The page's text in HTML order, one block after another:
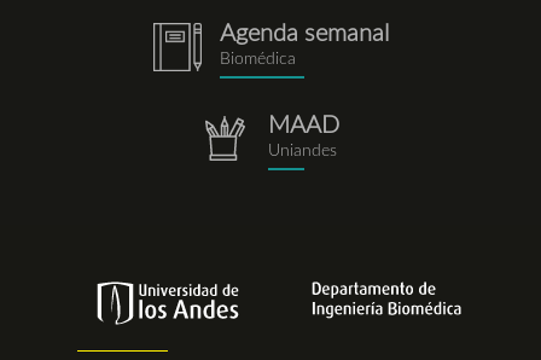
notebook.png
Agenda semanal
Biomédica
repositorio.png
MAAD
Uniandes